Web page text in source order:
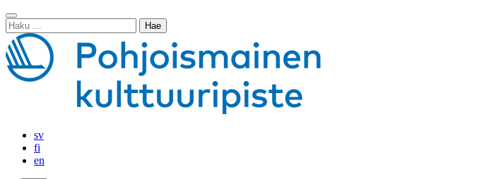
Siirry
sisältöön
Sulje
haku
Haku:
sv
fi
en